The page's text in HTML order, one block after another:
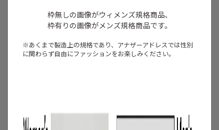
枠無しの画像がウィメンズ規格商品、
枠有りの画像がメンズ規格商品です。
※あくまで製造上の規格であり、アナザーアドレスでは性別
に関わらず自由にファッションをお楽しみください。